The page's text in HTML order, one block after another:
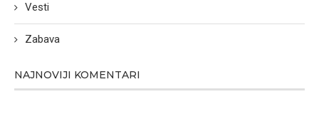
Vesti
Zabava
NAJNOVIJI KOMENTARI